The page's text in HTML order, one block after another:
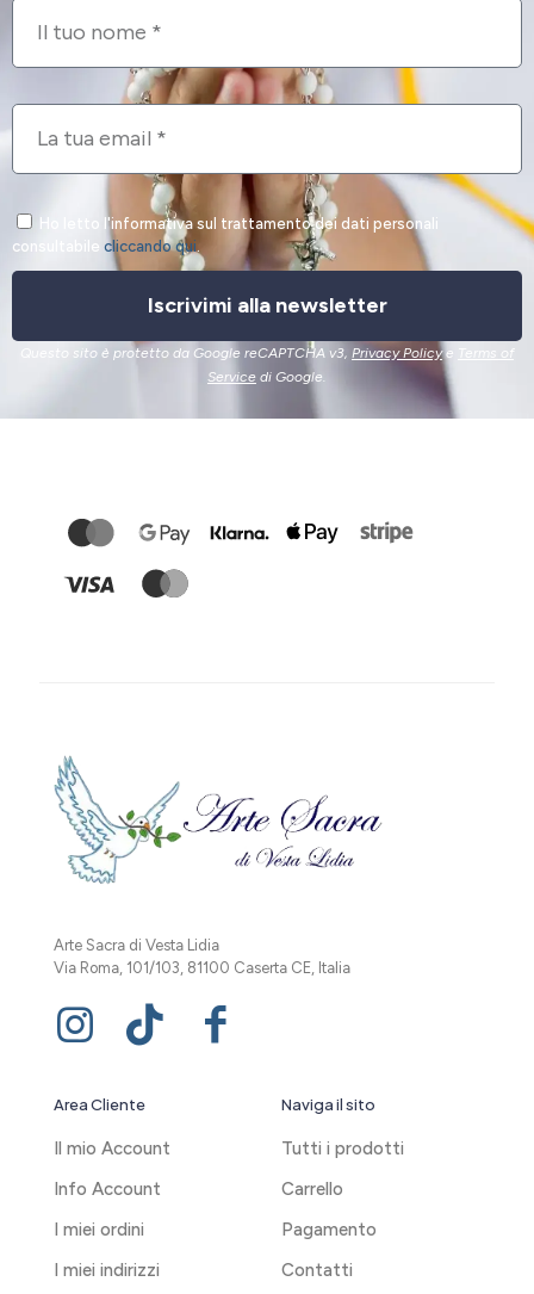
Ho letto l'informativa sul trattamento dei dati personali
consultabile cliccando qui.
Iscrivimi alla newsletter
Questo sito è protetto da Google reCAPTCHA v3, Privacy Policye Terms of
Service di Google.
Arte Sacra di Vesta Lidia
Via Roma, 101/103, 81100 Caserta CE, Italia
Area Cliente
Il mio Account
Info Account
I miei ordini
I miei indirizzi
Naviga il sito
Tutti i prodotti
Carrello
Pagamento
Contatti